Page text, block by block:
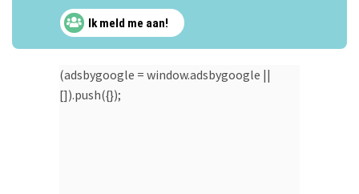
Ik meld me aan!
(adsbygoogle = window.adsbygoogle ||
[]).push({});